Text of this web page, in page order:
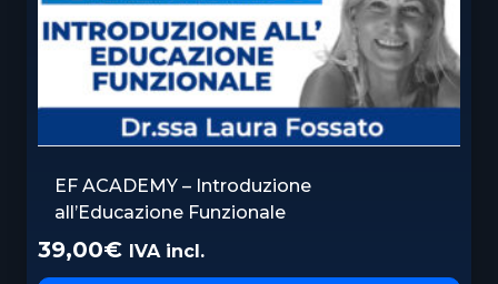
EF ACADEMY – Introduzione
all’Educazione Funzionale
39,00€ IVA incl.